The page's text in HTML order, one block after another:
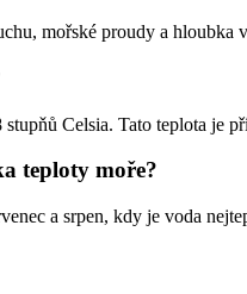
mořské proudy a
Celsia. Tato teplota je
teploty moře?
a srpen, kdy je voda